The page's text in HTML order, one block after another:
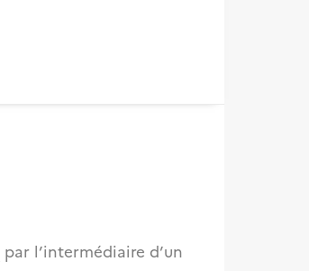
par l’intermédiaire d’un